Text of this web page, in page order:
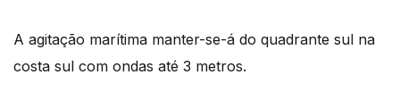
A agitação marítima manter-se-á do quadrante sul na
costa sul com ondas até 3 metros.